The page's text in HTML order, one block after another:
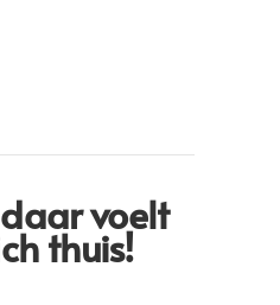
daar voelt
thuis!